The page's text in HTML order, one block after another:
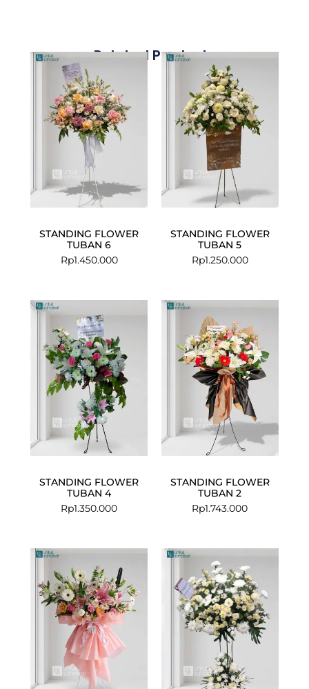
Related Products
STANDING FLOWER
TUBAN 6
Rp1.450.000
STANDING FLOWER
TUBAN 5
Rp1.250.000
STANDING FLOWER
TUBAN 4
Rp1.350.000
STANDING FLOWER
TUBAN 2
Rp1.743.000